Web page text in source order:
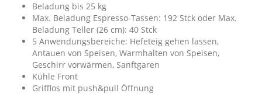
Beladung bis 25 kg
Max. Beladung Espresso-Tassen: 192 Stck oder Max.
Beladung Teller (26 cm): 40 Stck
5 Anwendungsbereiche: Hefeteig gehen lassen,
Antauen von Speisen, Warmhalten von Speisen,
Geschirr vorwärmen, Sanftgaren
Kühle Front
Grifflos mit push&pull Öffnung